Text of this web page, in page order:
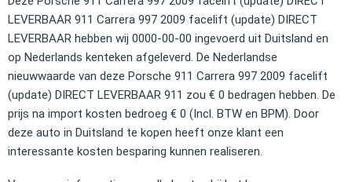
LEVERBAAR 911 Carrera 997 2009 facelift (update) DIRECT
LEVERBAAR hebben wij 0000-00-00 ingevoerd uit Duitsland en
op Nederlands kenteken afgeleverd. De Nederlandse
nieuwwaarde van deze Porsche 911 Carrera 997 2009 facelift
(update) DIRECT LEVERBAAR 911 zou € 0 bedragen hebben. De
prijs na import kosten bedroeg € 0 (Incl. BTW en BPM). Door
deze auto in Duitsland te kopen heeft onze klant een
interessante kosten besparing kunnen realiseren.